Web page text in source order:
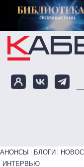
Перейти к
Primary links bottom
АНОНСЫ БЛОГИ
ИНТЕРВЬЮ